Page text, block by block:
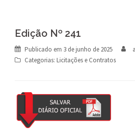
Edição Nº 241
Publicado em 3 de junho de 2025
Categorias: Licitações e Contratos